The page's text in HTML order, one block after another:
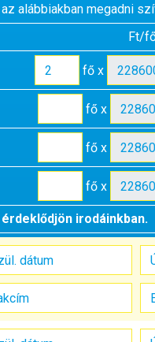
alábbiakban megadni
Ft/
fő x
fő x
fő x
fő x
irodáinkban.